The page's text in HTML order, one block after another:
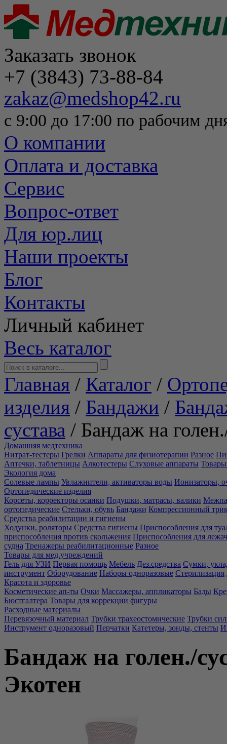
Заказать звонок
+7 (3843) 73-88-84
zakaz@medshop42.ru
с 9:00 до 17:00 по рабочим
О компании
Оплата и доставка
Сервис
Вопрос-ответ
Для юр.лиц
Наши проекты
Блог
Контакты
Личный кабинет
Весь каталог
Главная / Каталог /
изделия / Бандажи /
сустава / Бандаж на
Домашняя медтехника
Нитрат-тестеры Грелки Аппараты для физиотерапии Разное
Аптечки, таблетницы Алкотестеры Слуховые аппараты Товары
Экология дома
Солевые лампы Увлажнители, активаторы воды Ионизаторы,
Ортопедические изделия
Корсеты, корректоры осанки Подушки, матрасы, валики
ортопедические Стельки, обувь Бандажи Компрессионный
Средства реабилитации и гигиены
Ходунки, роляторы Средства гигиены Приспособления для
приспособления против скольжения Приспособления для
судна Тренажеры реабилитационные Разное
Товары для мед.учреждений
Гель для УЗИ Первая помощь Мебель Дез.средства Сумки,
инструмент Оборудование Наборы одноразовые Стерилизация
Красота и здоровье
Косметические ап-ты Очки Массажеры, аппликаторы Бады
Бюстгалтера Товары для коррекции фигуры
Расходные материалы
Перевязочный материал Трубки трахеостомические Трубки
Инструмент одноразовый Перчатки Катетеры, зонды, стенты
Бандаж на голен./
Экотен